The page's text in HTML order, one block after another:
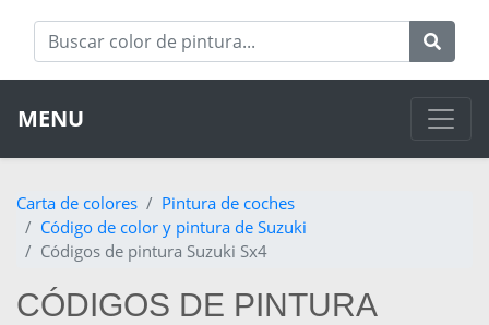
MENU
Carta de colores
Pintura de coches
Código de color y pintura de Suzuki
Códigos de pintura Suzuki Sx4
CÓDIGOS DE PINTURA